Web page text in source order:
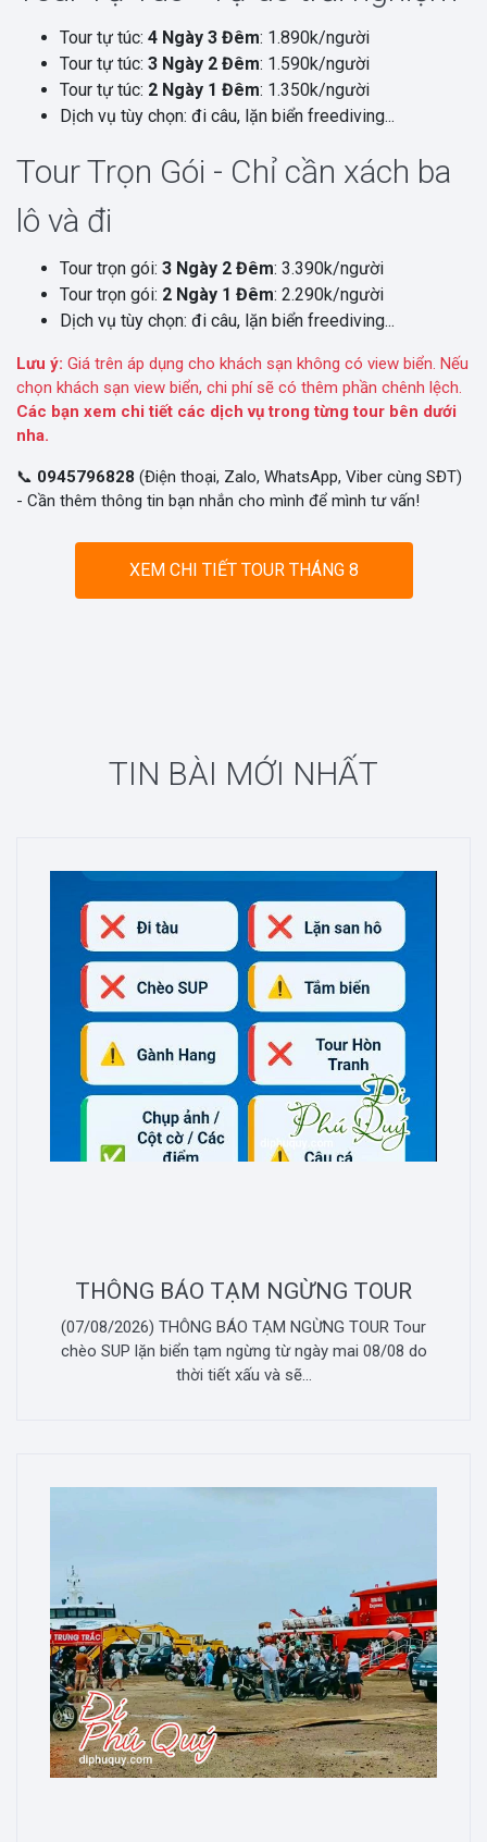
Tour tự túc: 4 Ngày 3 Đêm: 1.890k/người
Tour tự túc: 3 Ngày 2 Đêm: 1.590k/người
Tour tự túc: 2 Ngày 1 Đêm: 1.350k/người
Dịch vụ tùy chọn: đi câu, lặn biển freediving...
Tour Trọn Gói - Chỉ cần xách ba
lô và đi
Tour trọn gói: 3 Ngày 2 Đêm: 3.390k/người
Tour trọn gói: 2 Ngày 1 Đêm: 2.290k/người
Dịch vụ tùy chọn: đi câu, lặn biển freediving...
Lưu ý: Giá trên áp dụng cho khách sạn không có view biển. Nếu
chọn khách sạn view biển, chi phí sẽ có thêm phần chênh lệch.
Các bạn xem chi tiết các dịch vụ trong từng tour bên dưới
nha.
📞 0945796828 (Điện thoại, Zalo, WhatsApp, Viber cùng SĐT)
- Cần thêm thông tin bạn nhắn cho mình để mình tư vấn!
XEM CHI TIẾT TOUR THÁNG 8
TIN BÀI MỚI NHẤT
THÔNG BÁO TẠM NGỪNG TOUR
(07/08/2026) THÔNG BÁO TẠM NGỪNG TOUR Tour
chèo SUP lặn biển tạm ngừng từ ngày mai 08/08 do
thời tiết xấu và sẽ...